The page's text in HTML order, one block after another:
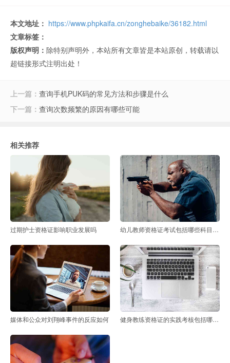
本文地址： https://www.phpkaifa.cn/zonghebaike/36182.html
文章标签：
版权声明： 除特别声明外，本站所有文章皆是本站原创，转载请以
超链接形式注明出处！
上一篇： 查询手机PUK码的常见方法和步骤是什么
下一篇： 查询次数频繁的原因有哪些可能
相关推荐
过期护士资格证影响职业发展吗 幼儿教师资格证考试包括哪些科目和内容
媒体和公众对刘翔峰事件的反应如何 健身教练资格证的实践考核包括哪些项目